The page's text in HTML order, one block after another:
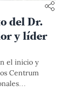
del Dr.
y líder
el inicio y
Centrum
todo ello,